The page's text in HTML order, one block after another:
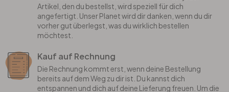
Artikel, den du bestellst, wird speziell für dich
angefertigt. Unser Planet wird dir danken, wenn du dir
vorher gut überlegst, was du wirklich bestellen
möchtest.
Kauf auf Rechnung
Die Rechnung kommt erst, wenn deine Bestellung
bereits auf dem Weg zu dir ist. Du kannst dich
entspannen und dich auf deine Lieferung freuen. Um die